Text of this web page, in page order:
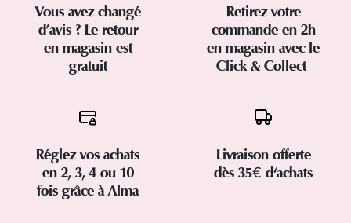
Vous avez changé
d’avis ? Le retour
en magasin est
gratuit
Retirez votre
commande en 2h
en magasin avec le
Click & Collect
Réglez vos achats
en 2, 3, 4 ou 10
fois grâce à Alma
Livraison offerte
dès 35€ d'achats